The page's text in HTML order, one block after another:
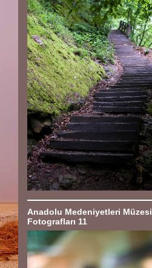
Anadolu Medeniyetleri Müzesi
Fotografları 11